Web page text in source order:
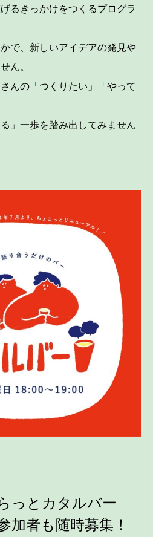
るきっかけをつくるプログラ
で、新しいアイデアの発見や
ん。
んの「つくりたい」「やって
」一歩を踏み出してみません
っとカタルバー
加者も随時募集！